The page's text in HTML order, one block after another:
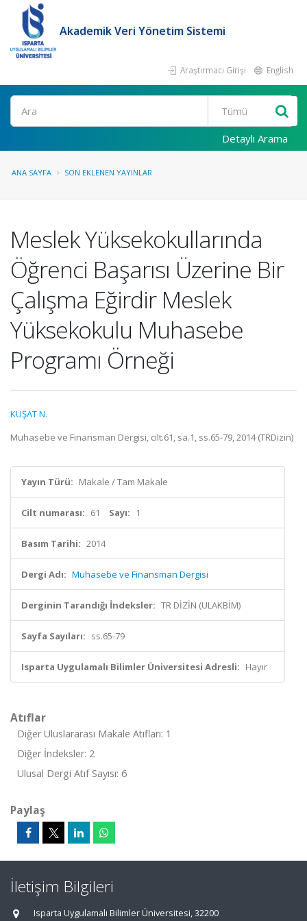
Akademik Veri Yönetim Sistemi
Araştırmacı Girişi English
Ara
Detaylı Arama
ANA SAYFA SON EKLENEN YAYINLAR
Meslek Yüksekokullarında
Öğrenci Başarısı Üzerine Bir
Çalışma Eğirdir Meslek
Yüksekokulu Muhasebe
Programı Örneği
KUŞAT N.
Muhasebe ve Finansman Dergisi, cilt.61, sa.1, ss.65-79, 2014 (TRDizin)
Yayın Türü: Makale / Tam Makale
Cilt numarası: 61 Sayı: 1
Basım Tarihi: 2014
Dergi Adı: Muhasebe ve Finansman Dergisi
Derginin Tarandığı İndeksler: TR DİZİN (ULAKBİM)
Sayfa Sayıları: ss.65-79
Isparta Uygulamalı Bilimler Üniversitesi Adresli: Hayır
Atıflar
Diğer Uluslararası Makale Atıfları: 1
Diğer İndeksler: 2
Ulusal Dergi Atıf Sayısı: 6
Paylaş
İletişim Bilgileri
Isparta Uygulamalı Bilimler Üniversitesi, 32200